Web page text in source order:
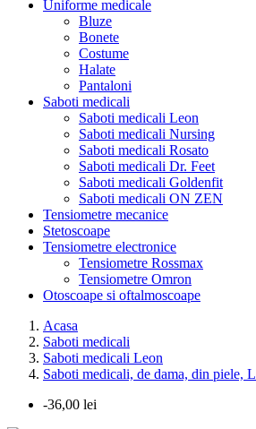
Uniforme medicale
Bluze
Bonete
Costume
Halate
Pantaloni
Saboti medicali
Saboti medicali Leon
Saboti medicali Nursing
Saboti medicali Rosato
Saboti medicali Dr. Feet
Saboti medicali Goldenfit
Saboti medicali ON ZEN
Tensiometre mecanice
Stetoscoape
Tensiometre electronice
Tensiometre Rossmax
Tensiometre Omron
Otoscoape si oftalmoscoape
Acasa
Saboti medicali
Saboti medicali Leon
Saboti medicali, de dama, din piele,
-36,00 lei